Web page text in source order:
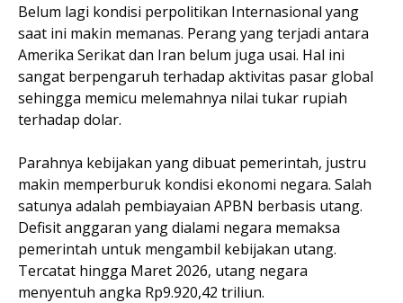
Belum lagi kondisi perpolitikan Internasional yang
saat ini makin memanas. Perang yang terjadi antara
Amerika Serikat dan Iran belum juga usai. Hal ini
sangat berpengaruh terhadap aktivitas pasar global
sehingga memicu melemahnya nilai tukar rupiah
terhadap dolar.
Parahnya kebijakan yang dibuat pemerintah, justru
makin memperburuk kondisi ekonomi negara. Salah
satunya adalah pembiayaian APBN berbasis utang.
Defisit anggaran yang dialami negara memaksa
pemerintah untuk mengambil kebijakan utang.
Tercatat hingga Maret 2026, utang negara
menyentuh angka Rp9.920,42 triliun.